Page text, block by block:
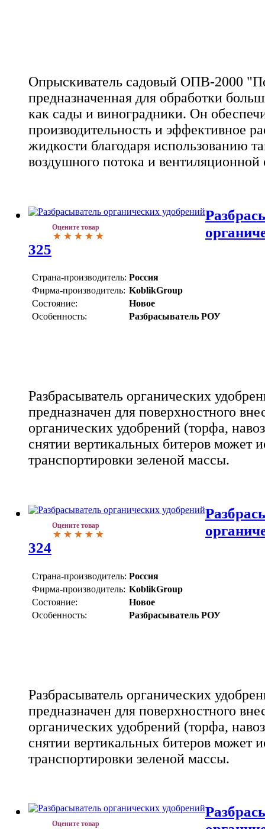
Опрыскиватель садовый ОПВ-2000
предназначенная для обработки
как сады и виноградники. Он
производительность и эффективное
жидкости благодаря использованию
воздушного потока и вентиляционной
Оцените товар
325
Страна-производитель: Россия
Фирма-производитель: KoblikGroup
Состояние:
Новое
Особенность:
Разбрасыватель РОУ
Разбрасыватель органических
предназначен для поверхностного
органических удобрений (торфа,
снятии вертикальных битеров может
транспортировки зеленой массы.
Оцените товар
324
Страна-производитель: Россия
Фирма-производитель: KoblikGroup
Состояние:
Новое
Особенность:
Разбрасыватель РОУ
Разбрасыватель органических
предназначен для поверхностного
органических удобрений (торфа,
снятии вертикальных битеров может
транспортировки зеленой массы.
Оцените товар